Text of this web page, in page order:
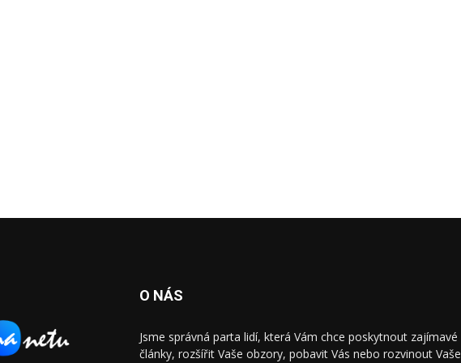
O NÁS
Jsme správná parta lidí, která Vám chce poskytnout zajímavé
články, rozšířit Vaše obzory, pobavit Vás nebo rozvinout Vaše